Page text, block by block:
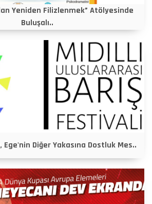
Yeniden Filizlenmek” Atölyesinde
Buluşalı..
Diğer Yakasına Dostluk Mes..